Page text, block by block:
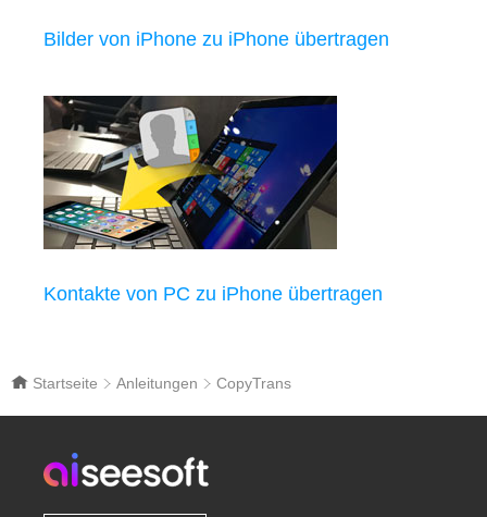
Bilder von iPhone zu iPhone übertragen
Kontakte von PC zu iPhone übertragen
Startseite Anleitungen CopyTrans